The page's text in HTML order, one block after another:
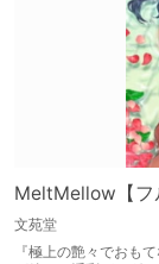
MeltMellow【フ
文苑堂
『極上の艶々でおも